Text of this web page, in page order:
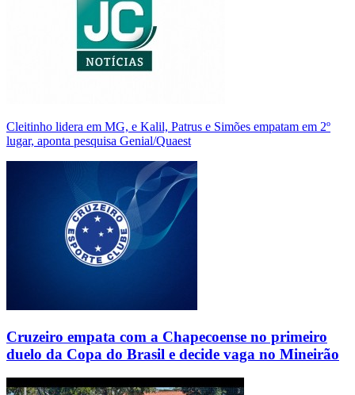
Cleitinho lidera em MG, e Kalil, Patrus e Simões empatam em 2º
lugar, aponta pesquisa Genial/Quaest
Cruzeiro empata com a Chapecoense no primeiro
duelo da Copa do Brasil e decide vaga no Mineirão